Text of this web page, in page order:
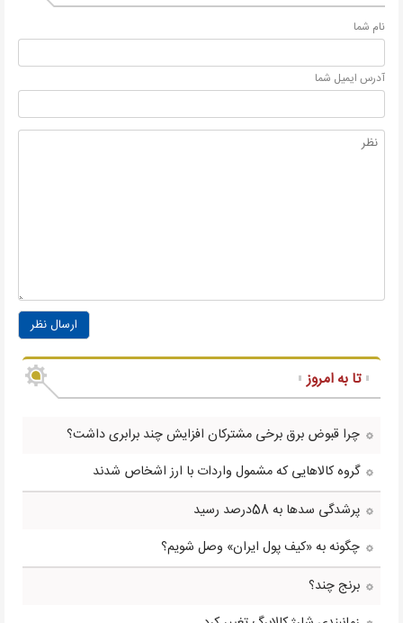
نام شما
آدرس ايميل شما
ارسال نظر
تا به امروز
چرا قبوض برق برخی مشترکان افزایش چند برابری داشت؟
گروه کالاهایی که مشمول واردات با ارز اشخاص شدند
پرشدگی سدها به 58درصد رسید
چگونه به «کیف پول ایران» وصل شویم؟
برنج چند؟